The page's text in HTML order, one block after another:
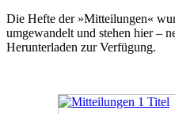
Die Hefte der »Mitteilungen«
umgewandelt und stehen hier –
Herunterladen zur Verfügung.